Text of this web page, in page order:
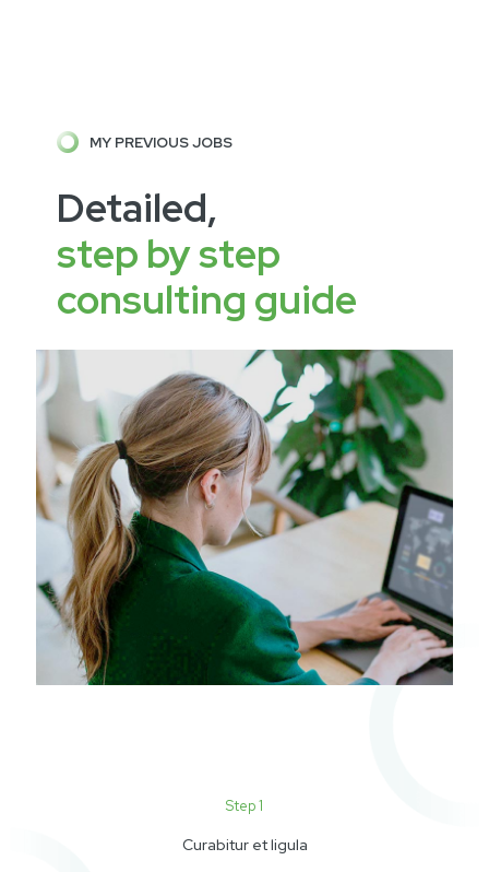
MY PREVIOUS JOBS
Detailed,
step by step
consulting guide
Step 1
Curabitur et ligula